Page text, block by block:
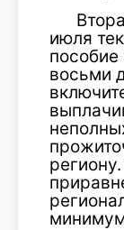
июля
пособие
восьми